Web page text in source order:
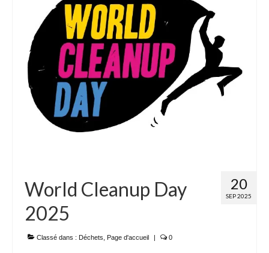
Adhérer
PROJETS
LE WATT CITOYEN
Parc Photovoltaïque
Structure juridique
Exploitation
THEMATIQUES
Energie
20
SEP 2025
World Cleanup Day
2025
Classé dans : Déchets Page d'accueil | 0